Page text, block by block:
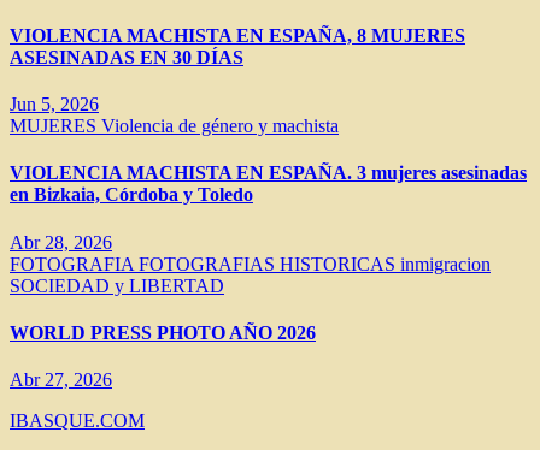
VIOLENCIA MACHISTA EN ESPAÑA, 8 MUJERES
ASESINADAS EN 30 DÍAS
Jun 5, 2026
MUJERES Violencia de género y machista
VIOLENCIA MACHISTA EN ESPAÑA. 3 mujeres asesinadas
en Bizkaia, Córdoba y Toledo
Abr 28, 2026
FOTOGRAFIA FOTOGRAFIAS HISTORICAS inmigracion
SOCIEDAD y LIBERTAD
WORLD PRESS PHOTO AÑO 2026
Abr 27, 2026
IBASQUE.COM